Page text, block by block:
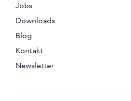
Jobs
Downloads
Blog
Kontakt
Newsletter